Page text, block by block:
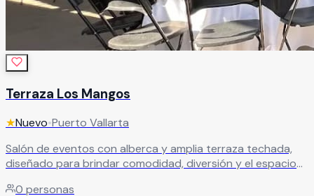
Terraza Los Mangos
★Nuevo•Puerto Vallarta
Salón de eventos con alberca y amplia terraza techada,
diseñado para brindar comodidad, diversión y el espacio
recinto ofrece amplias instalaciones perfectas para
0 personas